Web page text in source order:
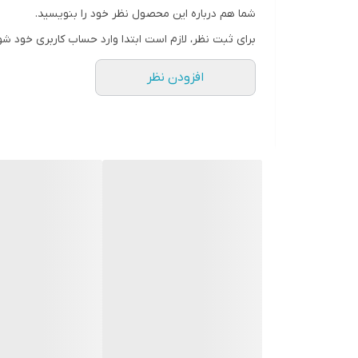
شما هم درباره این محصول نظر خود را بنویسید.
برای ثبت نظر، لازم است ابتدا وارد حساب کاربری خود
افزودن نظر